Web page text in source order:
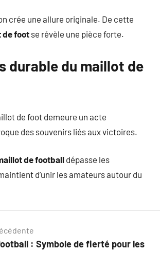
crée une allure originale. De cette
de foot se révèle une pièce forte.
durable du maillot de
de foot demeure un acte
des souvenirs liés aux victoires.
de football dépasse les
d’unir les amateurs autour du
: Symbole de fierté pour les